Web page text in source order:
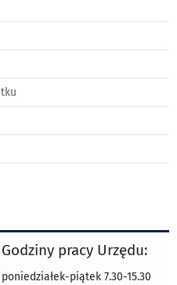
Godziny pracy Urzędu:
poniedziałek-piątek 7.30-15.30